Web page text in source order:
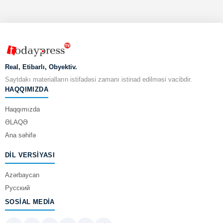
Real, Etibarlı, Obyektiv.
Saytdakı materialların istifadəsi zamanı istinad edilməsi vacibdir.
HAQQIMIZDA
Haqqımızda
ƏLAQƏ
Ana səhifə
DIL VERSIYASI
Azərbaycan
Русский
SOSIAL MEDIA